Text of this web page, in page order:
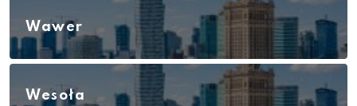
Wawer
Wesoła